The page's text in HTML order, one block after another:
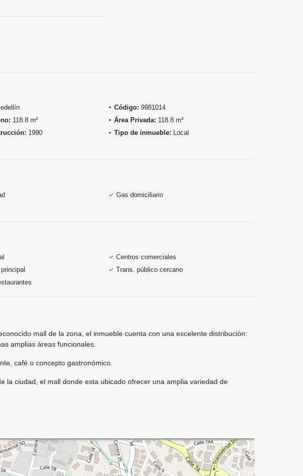
Código: 9981014
118.8 m² Área Privada: 118.8 m²
1990 Tipo de inmueble: Local
Gas domiciliario
Centros comerciales
Trans. público cercano
mall de la zona, el inmueble cuenta con una excelente distribución:
amplias áreas funcionales.
café o concepto gastronómico.
la ciudad, el mall donde esta ubicado ofrecer una amplia variedad de